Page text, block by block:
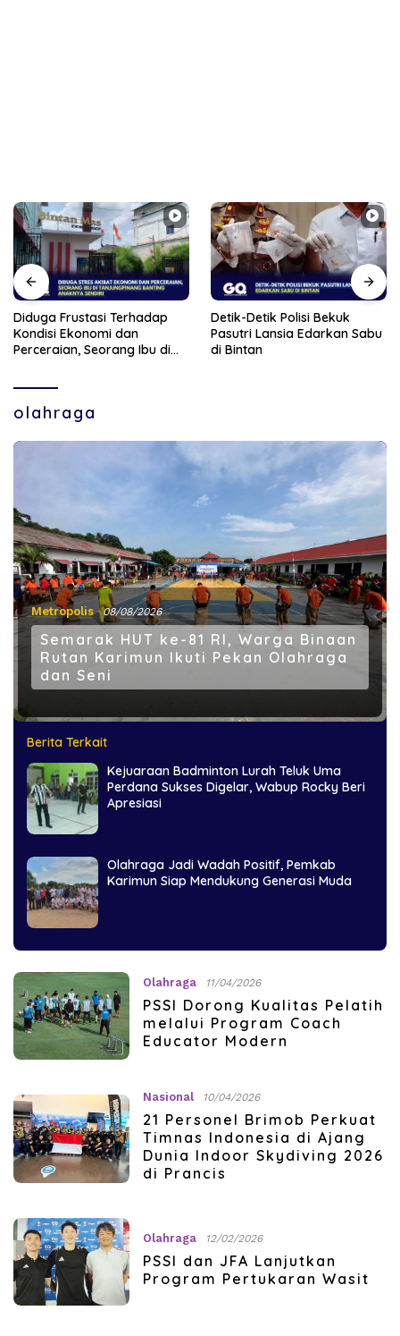
Diduga Frustasi Terhadap
Kondisi Ekonomi dan
Perceraian, Seorang Ibu di
Detik-Detik Polisi Bekuk
Pasutri Lansia Edarkan Sabu
di Bintan
olahraga
Metropolis 08/08/2026
Semarak HUT ke-81 RI, Warga Binaan
Rutan Karimun Ikuti Pekan Olahraga
dan Seni
Berita Terkait
Kejuaraan Badminton Lurah Teluk Uma
Perdana Sukses Digelar, Wabup Rocky Beri
Apresiasi
Olahraga Jadi Wadah Positif, Pemkab
Karimun Siap Mendukung Generasi Muda
Olahraga 11/04/2026
PSSI Dorong Kualitas Pelatih
melalui Program Coach
Educator Modern
Nasional 10/04/2026
21 Personel Brimob Perkuat
Timnas Indonesia di Ajang
Dunia Indoor Skydiving 2026
di Prancis
Olahraga 12/02/2026
PSSI dan JFA Lanjutkan
Program Pertukaran Wasit